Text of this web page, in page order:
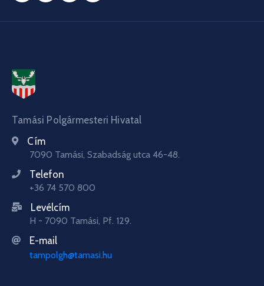
Tamási Polgármesteri Hivatal
Cím
7090 Tamási, Szabadság utca 46-48.
Telefon
+36 74 570 800
Levélcím
H - 7090 Tamási, Pf. 129.
E-mail
tampolgh@tamasi.hu